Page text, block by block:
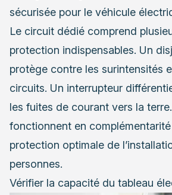
sécurisée pour le véhicule
Le circuit dédié comprend
protection indispensables. Un
protège contre les surintensités
circuits. Un interrupteur
les fuites de courant vers la
fonctionnent en
protection optimale de
personnes.
Vérifier la capacité du tableau